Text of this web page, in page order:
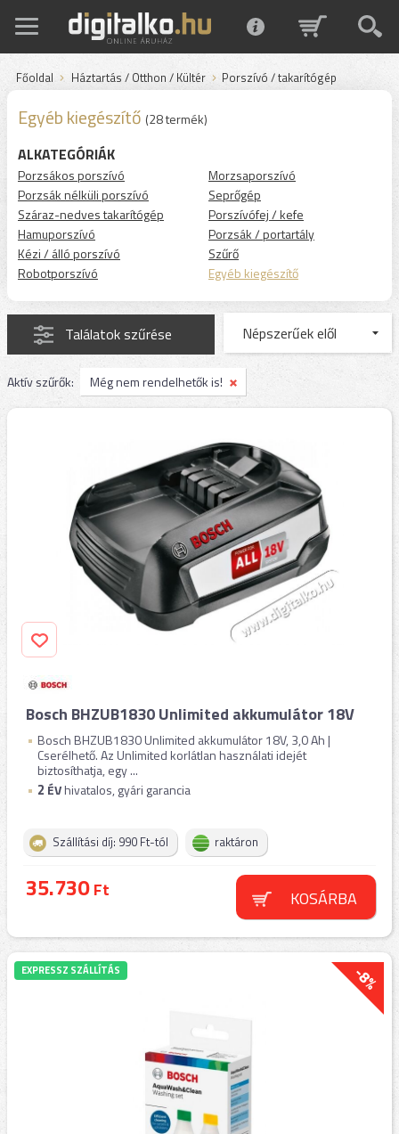
Főoldal Háztartás / Otthon / Kültér Porszívó / takarítógép
Egyéb kiegészítő (28 termék)
ALKATEGÓRIÁK
Porzsákos porszívó
Porzsák nélküli porszívó
Száraz-nedves takarítógép
Hamuporszívó
Kézi / álló porszívó
Robotporszívó
Morzsaporszívó
Seprőgép
Porszívófej / kefe
Porzsák / portartály
Szűrő
Egyéb kiegészítő
Találatok szűrése
Aktív szűrők: Még nem rendelhetők is!
Bosch BHZUB1830 Unlimited akkumulátor 18V
Bosch BHZUB1830 Unlimited akkumulátor 18V, 3,0 Ah |
Cserélhető. Az Unlimited korlátlan használati idejét
biztosíthatja, egy ...
2 ÉVhivatalos, gyári garancia
Szállítási díj: 990 Ft-tól raktáron
35.730Ft KOSÁRBA
-8%
EXPRESSZ SZÁLLÍTÁS